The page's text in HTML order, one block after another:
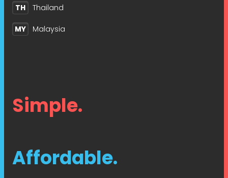
TH Thailand
MY Malaysia
Simple.
Affordable.